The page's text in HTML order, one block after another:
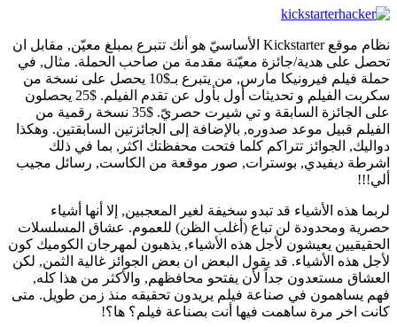
نظام موقع Kickstarter الأساسيّ هو أنك تتبرع بمبلغ معيّن, مقابل ان
تحصل على هدية/جائزة معيّنة مقدمة من صاحب الحملة. مثال, في
حملة فيلم فيرونيكا مارس, من يتبرع بـ$10 يحصل على نسخة من
سكربت الفيلم و تحديثات أول بأول عن تقدم الفيلم. $25 يحصلون
على الجائزة السابقة و تي شيرت حصريّ. $35 نسخة رقمية من
الفيلم قبيل موعد صدوره, بالإضافة إلى الجائزتين السابقتين. وهكذا
دواليك, الجوائز تتراكم كلما فتحت محفظتك اكثر, بما في ذلك
اشرطة ديفيدي, بوسترات, صور موقعة من الكاست, رسائل مجيب
ألي!!!
لربما هذه الأشياء قد تبدو سخيفة لغير المعجبين, إلا أنها أشياء
حصرية ومحدودة لن تباع (أغلب الظن) للعموم. عشاق المسلسلات
الحقيقيين يعيشون لأجل هذه الأشياء, يذهبون لمهرجان الكوميك كون
لأجل هذه الأشياء. قد يقول البعض ان بعض الجوائز غالية الثمن, لكن
العشاق مستعدون جداً لأن يفتحو محافظهم, والأكثر من هذا كله,
فهم يساهمون في صناعة فيلم يريدون تحقيقه منذ زمن طويل. متى
كانت اخر مرة ساهمت فيها أنت بصناعة فيلم؟ ها؟!